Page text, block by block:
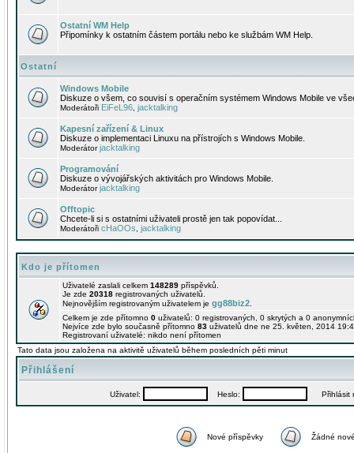
Ostatní WM Help
Připomínky k ostatním částem portálu nebo ke službám WM Help.
Ostatní
Windows Mobile
Diskuze o všem, co souvisí s operačním systémem Windows Mobile ve
Moderátoři EiFeL96 jacktalking
Kapesní zařízení & Linux
Diskuze o implementaci Linuxu na přístrojích s Windows Mobile.
Moderátorjacktalking
Programování
Diskuze o vývojářských aktivitách pro Windows Mobile.
Moderátorjacktalking
Offtopic
Chcete-li si s ostatními uživateli prostě jen tak popovídat...
Moderátoři cHaOOs jacktalking
Kdo je přítomen
Uživatelé zaslali celkem 148289 příspěvků.
Je zde 20318 registrovaných uživatelů.
Nejnovějším registrovaným uživatelem je gg88biz2
Celkem je zde přítomno 0 uživatelů: 0 registrovaných, 0 skrytých a 0
Nejvíce zde bylo současně přítomno 83 uživatelů dne ne 25. květen, 2014
Registrovaní uživatelé: nikdo není přítomen
Tato data jsou založena na aktivitě uživatelů během posledních pěti minut
Přihlášení
Uživatel: Heslo: Přihlásit
Nové příspěvky Žádné